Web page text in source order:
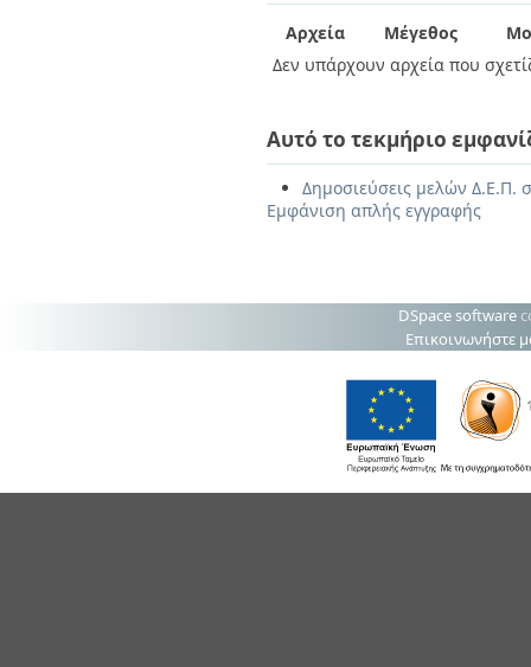
Αρχεία Μέγεθος
Δεν υπάρχουν αρχεία που
Αυτό το τεκμήριο
Δημοσιεύσεις μελών Δ.Ε.Π.
Εμφάνιση απλής εγγραφής
DSpace software
Επικοινωνήστε